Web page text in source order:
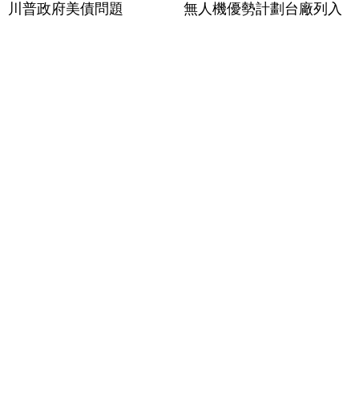
川普政府美債問題
無人機優勢計劃台廠列入